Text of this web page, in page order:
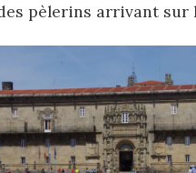
pèlerins arrivant sur